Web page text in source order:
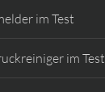
im Test
im Test